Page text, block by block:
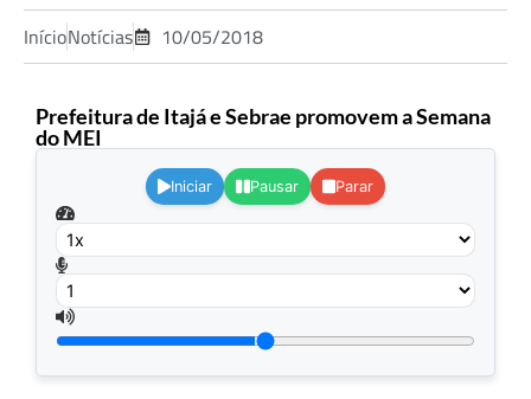
InícioNotícias 10/05/2018
Prefeitura de Itajá e Sebrae promovem a Semana
do MEI
Iniciar Pausar Parar